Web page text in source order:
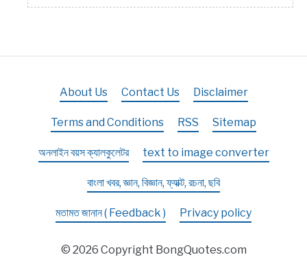
About Us Contact Us Disclaimer
Terms and Conditions RSS Sitemap
অনলাইন বয়স ক্যালকুলেটর text to image converter
বাংলা খবর, জ্ঞান, বিজ্ঞান, ফ্যাক্ট, রচনা, ছবি
মতামত জানান ( Feedback ) Privacy policy
© 2026 Copyright BongQuotes.com